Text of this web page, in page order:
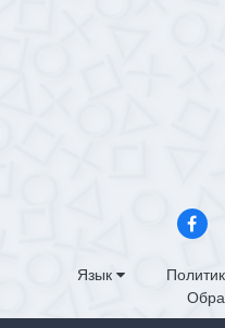
Язык